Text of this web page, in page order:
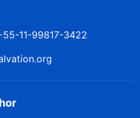
11-99817-3422